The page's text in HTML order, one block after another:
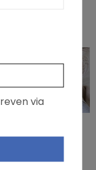
voedsel voor mama,
het kind?
via